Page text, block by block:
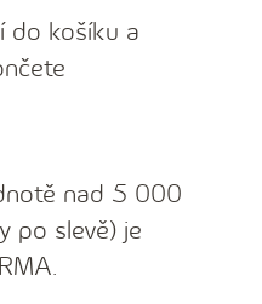
do košíku a
nad 5 000
po slevě) je